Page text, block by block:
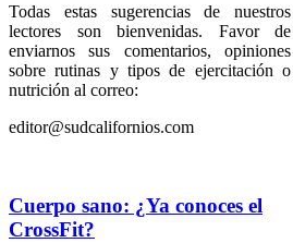
Todas estas sugerencias de nuestros
lectores son bienvenidas. Favor de
enviarnos sus comentarios, opiniones
sobre rutinas y tipos de ejercitación o
nutrición al correo:
editor@sudcalifornios.com
Cuerpo sano: ¿Ya conoces el
CrossFit?